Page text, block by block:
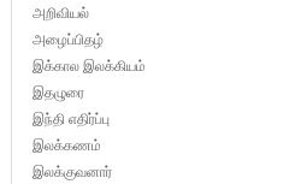
அறிவியல்
அழைப்பிதழ்
இக்கால இலக்கியம்
இதழுரை
இந்தி எதிர்ப்பு
இலக்கணம்
இலக்குவனார்